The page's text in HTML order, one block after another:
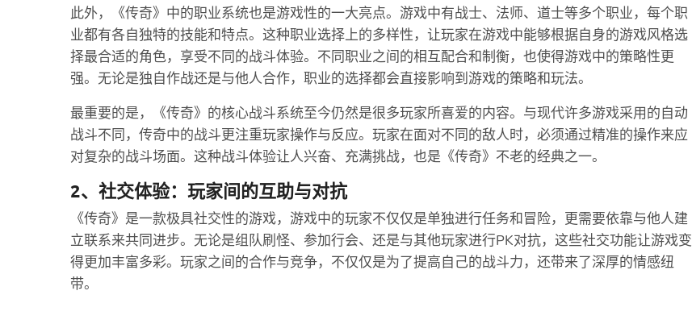
此外，《传奇》中的职业系统也是游戏性的一大亮点。游戏中有战士、法师、道士等多个职业，每个职
业都有各自独特的技能和特点。这种职业选择上的多样性，让玩家在游戏中能够根据自身的游戏风格选
择最合适的角色，享受不同的战斗体验。不同职业之间的相互配合和制衡，也使得游戏中的策略性更
强。无论是独自作战还是与他人合作，职业的选择都会直接影响到游戏的策略和玩法。
最重要的是，《传奇》的核心战斗系统至今仍然是很多玩家所喜爱的内容。与现代许多游戏采用的自动
战斗不同，传奇中的战斗更注重玩家操作与反应。玩家在面对不同的敌人时，必须通过精准的操作来应
对复杂的战斗场面。这种战斗体验让人兴奋、充满挑战，也是《传奇》不老的经典之一。
2、社交体验：玩家间的互助与对抗
《传奇》是一款极具社交性的游戏，游戏中的玩家不仅仅是单独进行任务和冒险，更需要依靠与他人建
立联系来共同进步。无论是组队刷怪、参加行会、还是与其他玩家进行PK对抗，这些社交功能让游戏变
得更加丰富多彩。玩家之间的合作与竞争，不仅仅是为了提高自己的战斗力，还带来了深厚的情感纽
带。